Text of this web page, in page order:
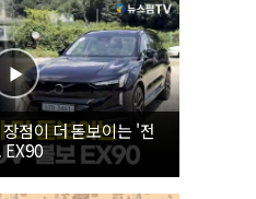
점이 더 돋보이는 '전
EX90